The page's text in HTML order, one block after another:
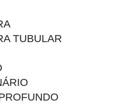
TUBULAR